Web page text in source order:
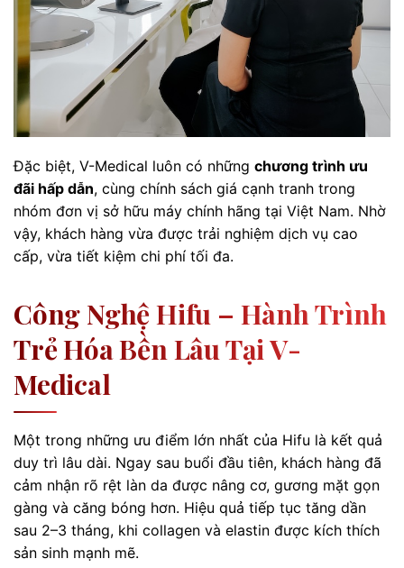
Đặc biệt, V-Medical luôn có những chương trình ưu
đãi hấp dẫn, cùng chính sách giá cạnh tranh trong
nhóm đơn vị sở hữu máy chính hãng tại Việt Nam. Nhờ
vậy, khách hàng vừa được trải nghiệm dịch vụ cao
cấp, vừa tiết kiệm chi phí tối đa.
Công Nghệ Hifu – Hành Trình
Trẻ Hóa Bền Lâu Tại V-
Medical
Một trong những ưu điểm lớn nhất của Hifu là kết quả
duy trì lâu dài. Ngay sau buổi đầu tiên, khách hàng đã
cảm nhận rõ rệt làn da được nâng cơ, gương mặt gọn
gàng và căng bóng hơn. Hiệu quả tiếp tục tăng dần
sau 2–3 tháng, khi collagen và elastin được kích thích
sản sinh mạnh mẽ.